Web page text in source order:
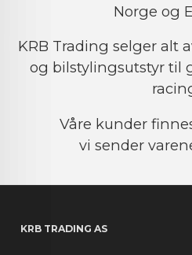
Norge og
KRB Trading selger alt
og bilstylingsutstyr til
Våre kunder
vi sender
KRB TRADING AS